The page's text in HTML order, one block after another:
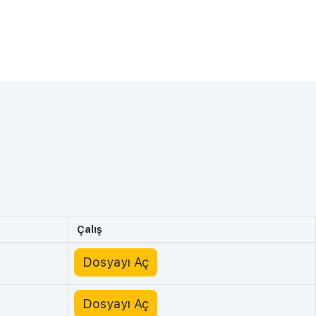
Çalış
Dosyayı Aç
Dosyayı Aç